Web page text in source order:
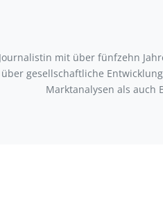
mit über fünfzehn
gesellschaftliche
Marktanalysen als